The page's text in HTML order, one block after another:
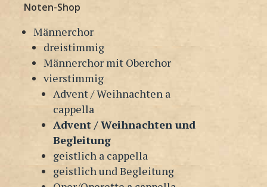
Inhalt
springen
Noten-Shop
Männerchor
dreistimmig
Männerchor mit Oberchor
vierstimmig
Advent / Weihnachten a
cappella
Advent / Weihnachten und
Begleitung
geistlich a cappella
geistlich und Begleitung